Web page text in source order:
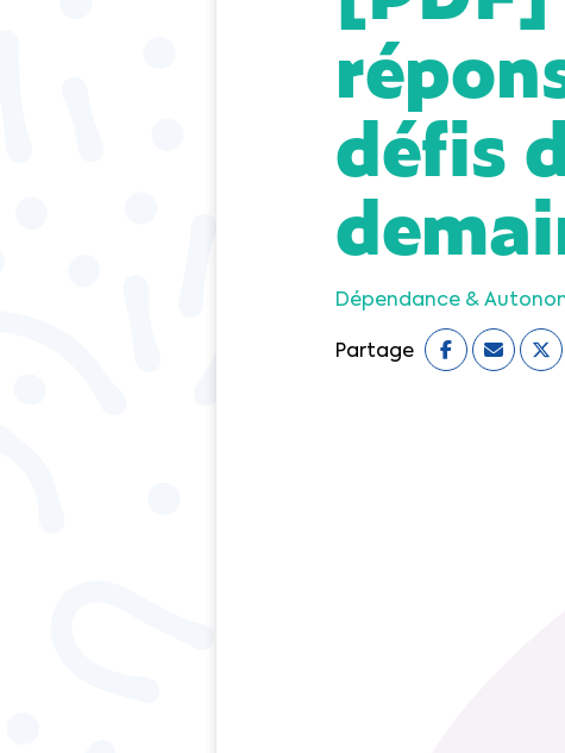
défis
Dépendance &
Partage